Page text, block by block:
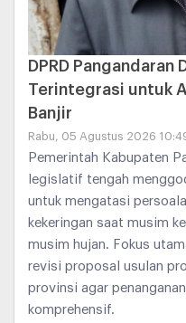
DPRD
Terintegrasi untuk
Banjir
Rabu, 05 Agustus 2026
Pemerintah Kabupaten
legislatif tengah
untuk mengatasi
kekeringan saat musim
musim hujan. Fokus
revisi proposal usulan
provinsi agar
komprehensif.